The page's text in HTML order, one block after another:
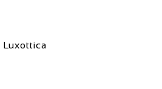
Luxottica